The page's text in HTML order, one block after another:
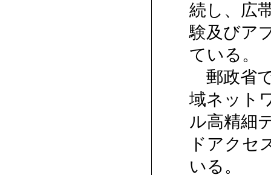
続し、広
験及びア
ている。
郵政省
域ネット
ル高精細
ドアクセ
いる。